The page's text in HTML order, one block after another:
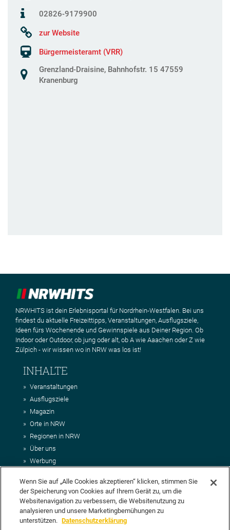
02826-9179900
zur Website
Bürgermeisteramt (VRR)
Grenzland-Draisine, Bahnhofstr. 15 47559
Kranenburg
NRWHITS ist dein Erlebnisportal für Nordrhein-Westfalen. Bei uns
findest du aktuelle Freizeittipps, Veranstaltungen, Ausflugsziele,
Ideen fürs Wochenende und Gewinnspiele aus Deiner Region. Ob
Indoor oder Outdoor, ob jung oder alt, ob A wie Aaachen oder Z wie
Zülpich - wir wissen wo in NRW was los ist!
INHALTE
Veranstaltungen
Ausflugsziele
Magazin
Orte in NRW
Regionen in NRW
Über uns
Werbung
Impressum
AGB
Datenschutz
DEIN VORSCHLAG FÜR NRWHITS
Wenn Sie auf „Alle Cookies akzeptieren“ klicken, stimmen Sie
der Speicherung von Cookies auf Ihrem Gerät zu, um die
Websitenavigation zu verbessern, die Websitenutzung zu
analysieren und unsere Marketingbemühungen zu
unterstützen. Datenschutzerklärung